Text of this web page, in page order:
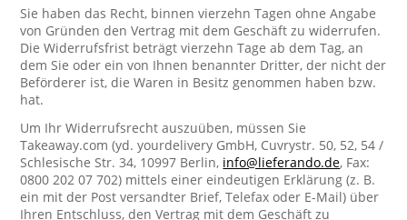
Sie haben das Recht, binnen vierzehn Tagen ohne Angabe
von Gründen den Vertrag mit dem Geschäft zu widerrufen.
Die Widerrufsfrist beträgt vierzehn Tage ab dem Tag, an
dem Sie oder ein von Ihnen benannter Dritter, der nicht der
Beförderer ist, die Waren in Besitz genommen haben bzw.
hat.
Um Ihr Widerrufsrecht auszuüben, müssen Sie
Takeaway.com (yd. yourdelivery GmbH, Cuvrystr. 50, 52, 54 /
Schlesische Str. 34, 10997 Berlin, info@lieferando.de, Fax:
0800 202 07 702) mittels einer eindeutigen Erklärung (z. B.
ein mit der Post versandter Brief, Telefax oder E-Mail) über
Ihren Entschluss, den Vertrag mit dem Geschäft zu